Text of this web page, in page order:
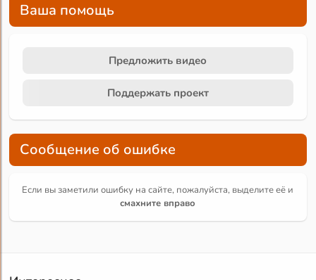
Ваша помощь
Предложить видео
Поддержать проект
Сообщение об ошибке
Если вы заметили ошибку на сайте, пожалуйста, выделите её и
смахните вправо